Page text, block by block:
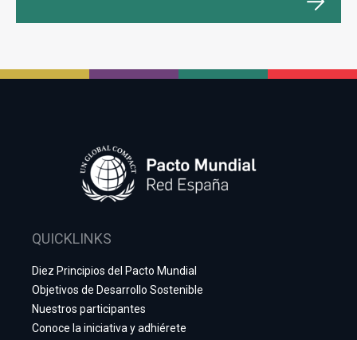
QUICKLINKS
Diez Principios del Pacto Mundial
Objetivos de Desarrollo Sostenible
Nuestros participantes
Conoce la iniciativa y adhiérete